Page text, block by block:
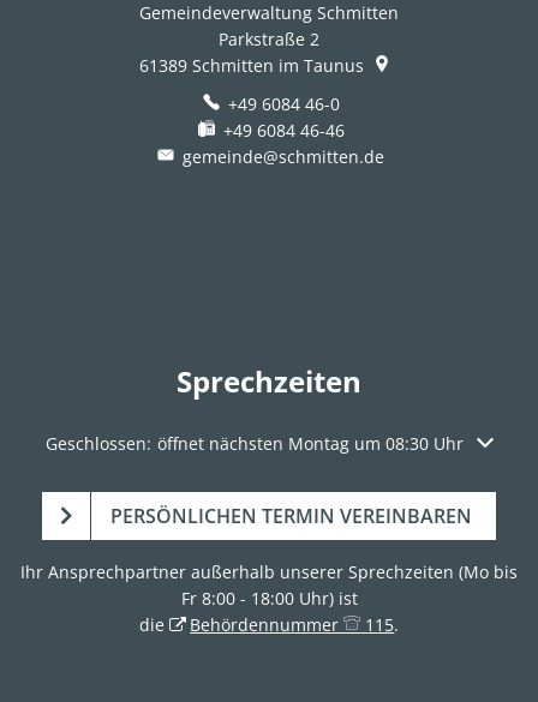
Gemeindeverwaltung Schmitten
Parkstraße 2
61389 Schmitten im Taunus
+49 6084 46-0
+49 6084 46-46
gemeinde@schmitten.de
Sprechzeiten
Klicken, um weitere Öffnungs- oder Schließzeiten
Geschlossen: öffnet nächsten Montag um 08:30 Uhr
PERSÖNLICHEN TERMIN VEREINBAREN
Ihr Ansprechpartner außerhalb unserer Sprechzeiten (Mo bis
Fr 8:00 - 18:00 Uhr) ist
die
Behördennummer 115.